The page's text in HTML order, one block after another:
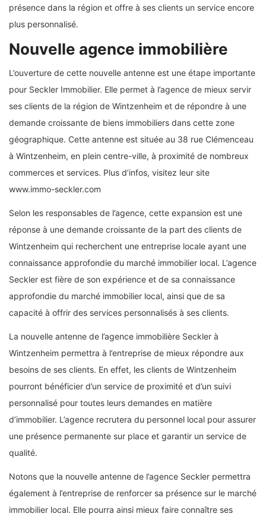
présence dans la région et offre à ses clients un service encore
plus personnalisé.
Nouvelle agence immobilière
L’ouverture de cette nouvelle antenne est une étape importante
pour Seckler Immobilier. Elle permet à l’agence de mieux servir
ses clients de la région de Wintzenheim et de répondre à une
demande croissante de biens immobiliers dans cette zone
géographique. Cette antenne est située au 38 rue Clémenceau
à Wintzenheim, en plein centre-ville, à proximité de nombreux
commerces et services. Plus d’infos, visitez leur site
www.immo-seckler.com
Selon les responsables de l’agence, cette expansion est une
réponse à une demande croissante de la part des clients de
Wintzenheim qui recherchent une entreprise locale ayant une
connaissance approfondie du marché immobilier local. L’agence
Seckler est fière de son expérience et de sa connaissance
approfondie du marché immobilier local, ainsi que de sa
capacité à offrir des services personnalisés à ses clients.
La nouvelle antenne de l’agence immobilière Seckler à
Wintzenheim permettra à l’entreprise de mieux répondre aux
besoins de ses clients. En effet, les clients de Wintzenheim
pourront bénéficier d’un service de proximité et d’un suivi
personnalisé pour toutes leurs demandes en matière
d’immobilier. L’agence recrutera du personnel local pour assurer
une présence permanente sur place et garantir un service de
qualité.
Notons que la nouvelle antenne de l’agence Seckler permettra
également à l’entreprise de renforcer sa présence sur le marché
immobilier local. Elle pourra ainsi mieux faire connaître ses